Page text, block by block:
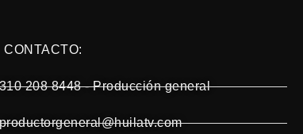
CONTACTO:
208 8448 - Producción general